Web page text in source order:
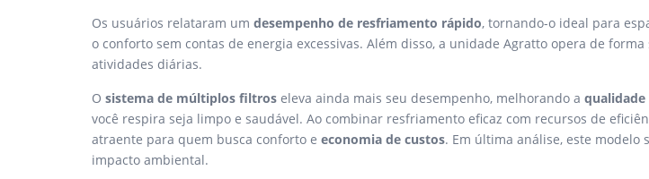
Os usuários relataram um desempenho de resfriamento rápido, tornando-o ideal para
o conforto sem contas de energia excessivas. Além disso, a unidade Agratto opera de
atividades diárias.
O sistema de múltiplos filtros eleva ainda mais seu desempenho, melhorando a qualidade
você respira seja limpo e saudável. Ao combinar resfriamento eficaz com recursos de
atraente para quem busca conforto e economia de custos. Em última análise, este
impacto ambiental.